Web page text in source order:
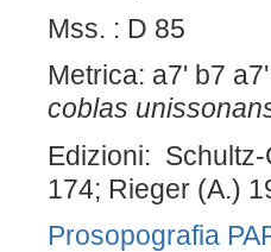
Mss. : D 85
Metrica: a7' b7
coblas
Edizioni:
174; Rieger (A.)
Prosopografia